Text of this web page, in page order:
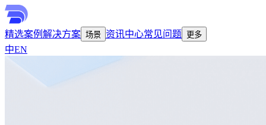
精选案例 解决方案 场景 资讯中心常见问题 更多
中EN